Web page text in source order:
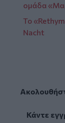
ομάδα
Το
Nacht
Κάντε